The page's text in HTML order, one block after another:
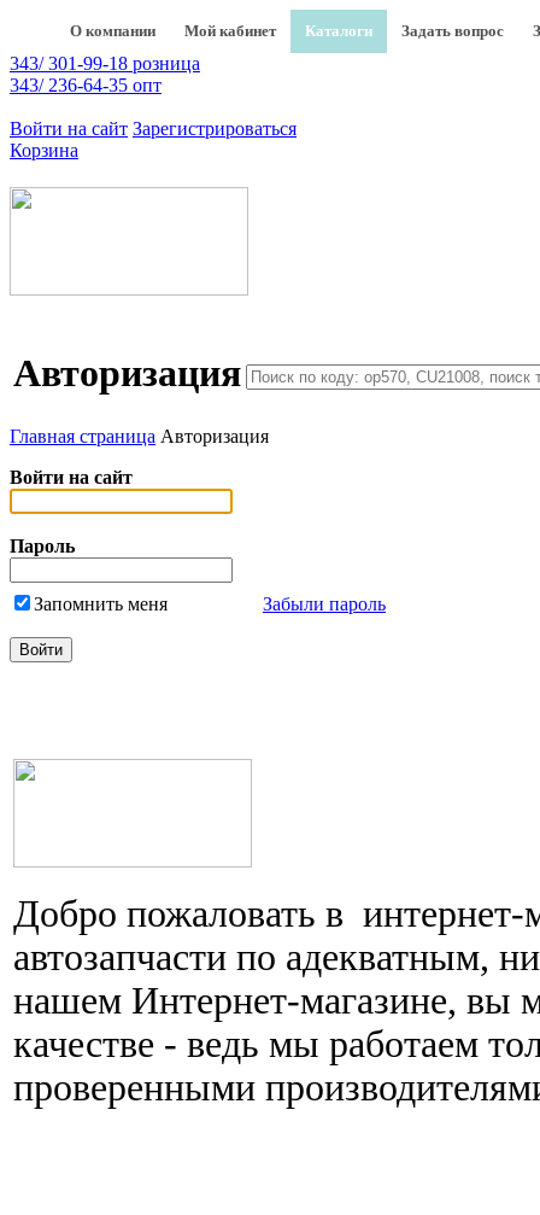
О компании Мой кабинет Каталоги Задать вопрос
343/ 301-99-18 розница
343/ 236-64-35 опт
Войти на сайт Зарегистрироваться
Корзина
Авторизация
Главная страница Авторизация
Войти на сайт
Пароль
Запомнить меня Забыли пароль
Добро пожаловать в
автозапчасти по адекватным,
нашем Интернет-магазине, вы
качестве - ведь мы работаем
проверенными